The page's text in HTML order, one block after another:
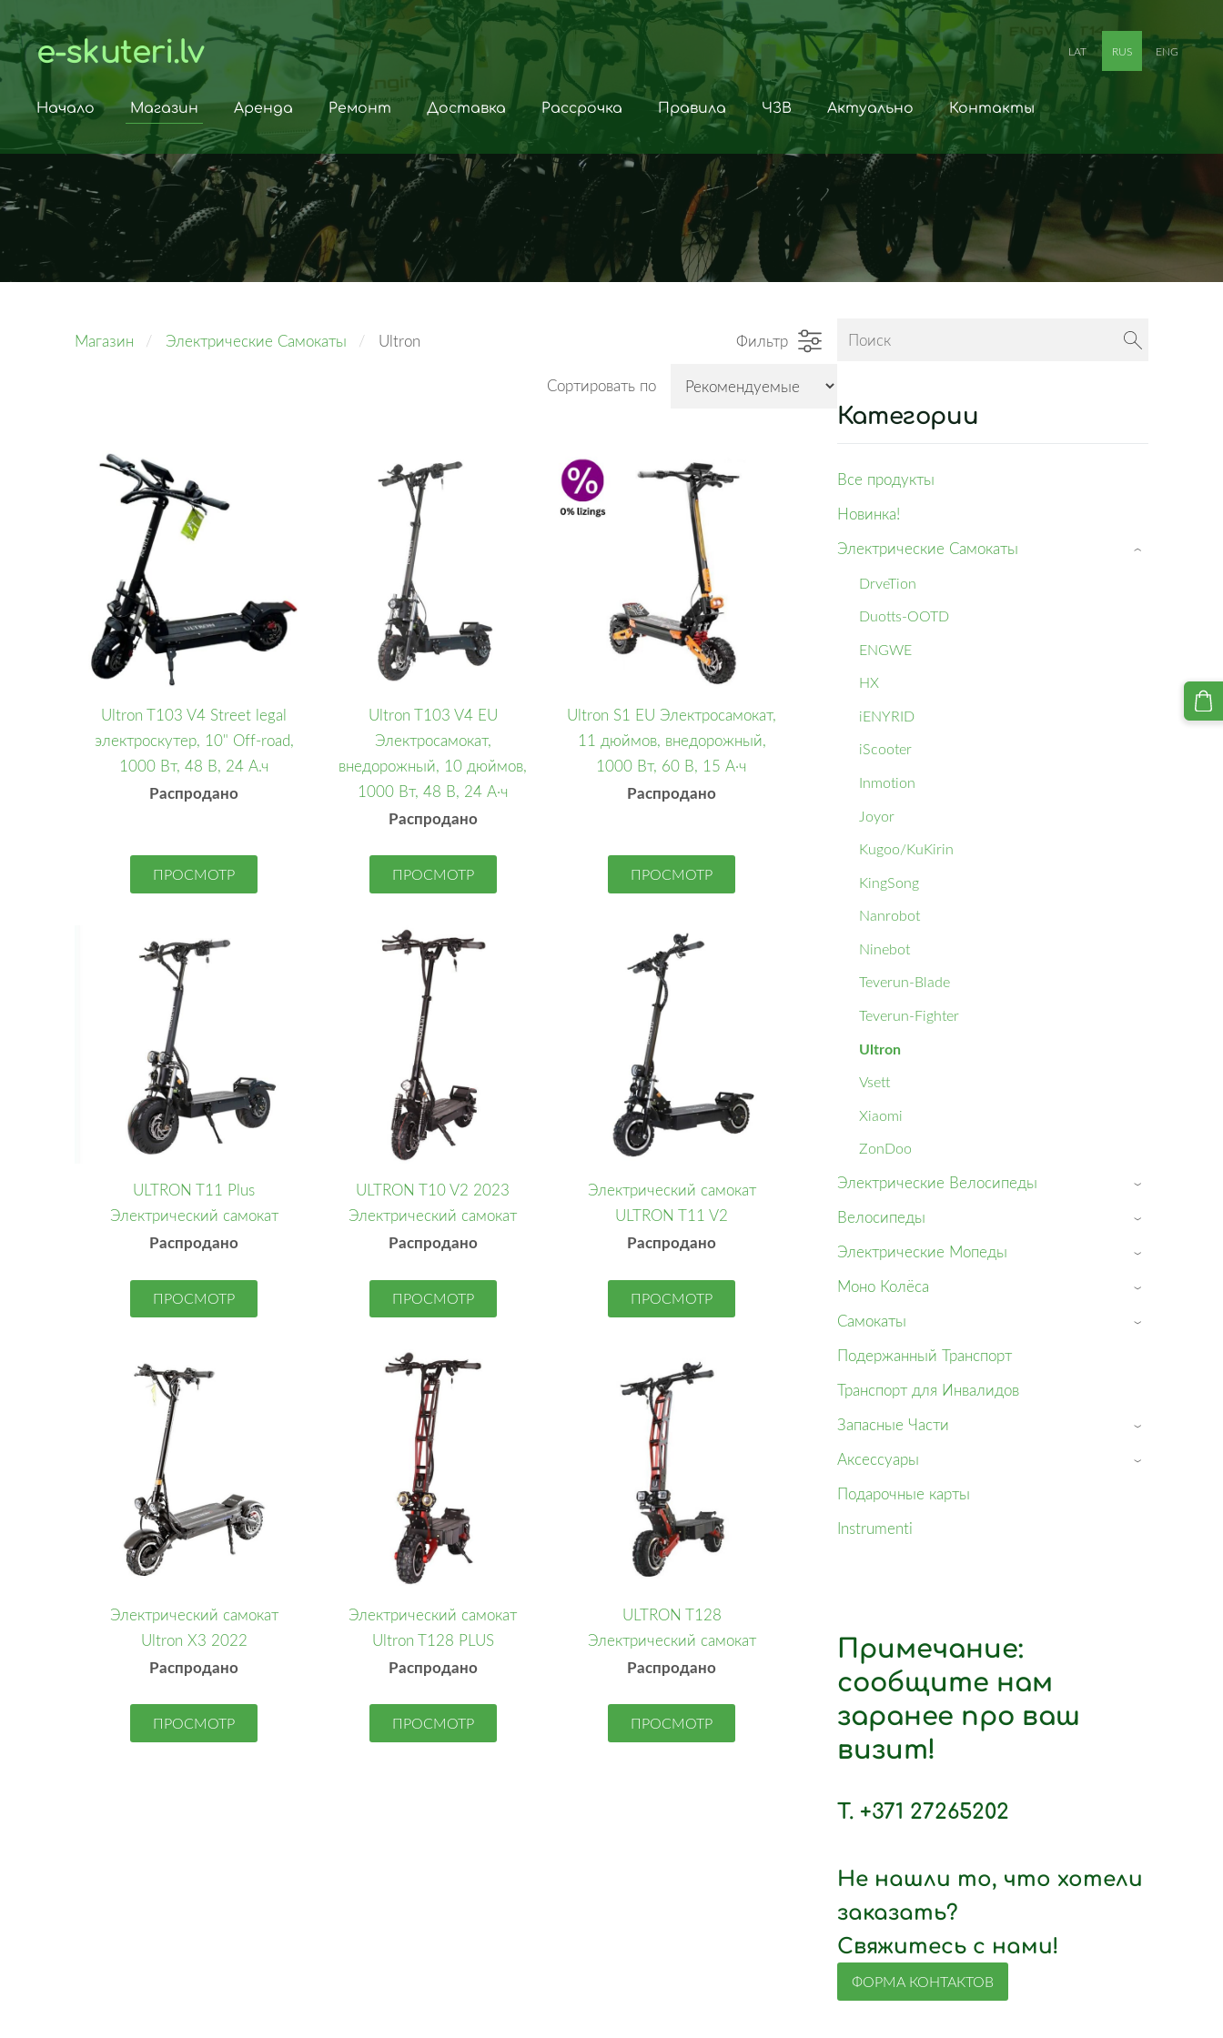
e-skuteri.lv
Начало Магазин Аренда Ремонт Доставка Рассрочка Правила ЧЗВ Актуально Контакты
LAT RUS ENG
Категории
Все продукты
Новинка!
Электрические Самокаты
DrveTion
Duotts-OOTD
ENGWE
HX
iENYRID
iScooter
Inmotion
Joyor
Kugoo/KuKirin
KingSong
Nanrobot
Ninebot
Teverun-Blade
Teverun-Fighter
Ultron
Vsett
Xiaomi
ZonDoo
›
Электрические Велосипеды ›
Велосипеды ›
Электрические Мопеды ›
Моно Колёса ›
Cамокаты ›
Подержанный Транспорт
Транспорт для Инвалидов
Запасные Части
›
Аксессуары ›
Подарочные карты
Instrumenti
Примечание:
сообщите нам
заранее про ваш
визит!
T. +371 27265202
Не нашли то, что хотели
заказать?
Свяжитесь с нами!
ФОРМА КОНТАКТОВ
Магазин Электрические Самокаты Ultron Фильтр
Сортировать по
Ultron T103 V4 Street legal
электроскутер, 10" Off-road,
1000 Вт, 48 В, 24 А.ч
Распродано
ПРОСМОТР
Ultron T103 V4 EU
Электросамокат,
внедорожный, 10 дюймов,
1000 Вт, 48 В, 24 А·ч
Распродано
ПРОСМОТР
Ultron S1 EU Электросамокат,
11 дюймов, внедорожный,
1000 Вт, 60 В, 15 А·ч
Распродано
ПРОСМОТР
ULTRON T11 Plus
Электрический самокат
Распродано
ПРОСМОТР
ULTRON T10 V2 2023
Электрический самокат
Распродано
ПРОСМОТР
Электрический самокат
ULTRON T11 V2
Распродано
ПРОСМОТР
Электрический самокат
Ultron X3 2022
Распродано
ПРОСМОТР
Электрический самокат
Ultron T128 PLUS
Распродано
ПРОСМОТР
ULTRON T128
Электрический самокат
Распродано
ПРОСМОТР